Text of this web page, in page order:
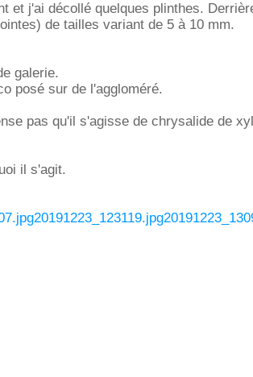
et j'ai décollé quelques plinthes.
de tailles variant de 5 à 10 mm.
galerie.
posé sur de l'aggloméré.
pas qu'il s'agisse de chrysalide de
il s'agit.
20191223_123119.jpg